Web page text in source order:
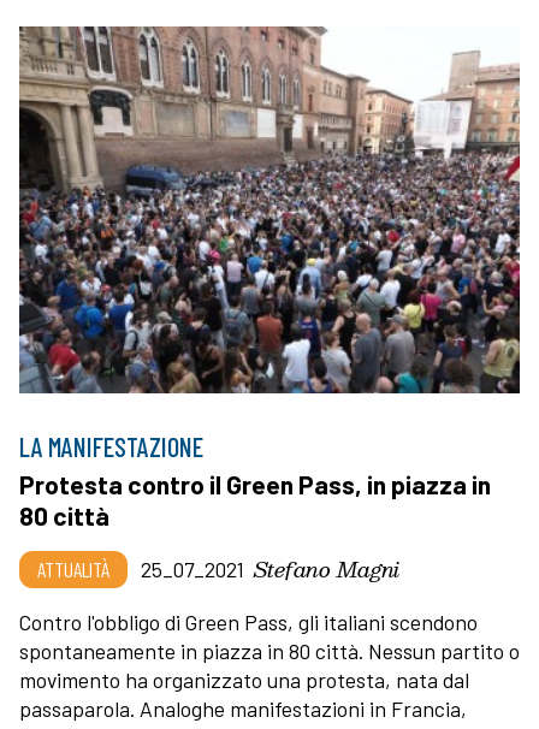
LA MANIFESTAZIONE
Protesta contro il Green Pass, in piazza in
80 città
ATTUALITÀ 25_07_2021 Stefano Magni
Contro l'obbligo di Green Pass, gli italiani scendono
spontaneamente in piazza in 80 città. Nessun partito o
movimento ha organizzato una protesta, nata dal
passaparola. Analoghe manifestazioni in Francia,